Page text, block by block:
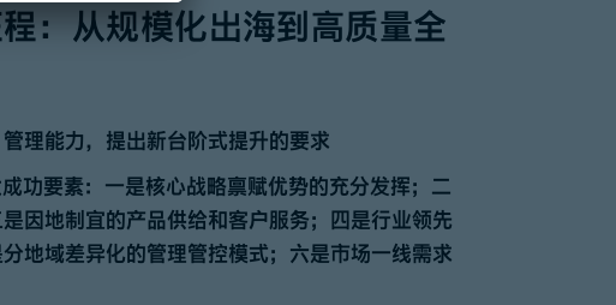
：从规模化出海到高质量全
理能力，提出新台阶式提升的要求
功要素：一是核心战略禀赋优势的充分发挥；二
因地制宜的产品供给和客户服务；四是行业领先
地域差异化的管理管控模式；六是市场一线需求